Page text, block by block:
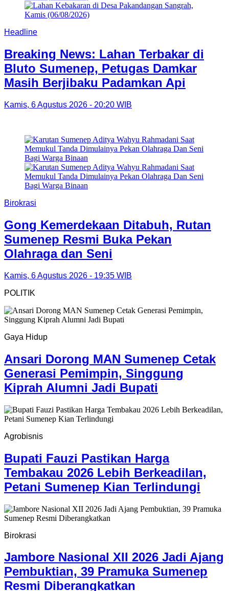
Headline
Breaking News: Lahan Terbakar di
Bluto Sumenep, Petugas Damkar
Masih Berjibaku Padamkan Api
Kamis, 6 Agustus 2026 - 20:20 WIB
Birokrasi
Gong Kemerdekaan Ditabuh, Rutan
Sumenep Resmi Buka Pekan
Olahraga dan Seni
Kamis, 6 Agustus 2026 - 19:35 WIB
POLITIK
Gaya Hidup
Ansari Dorong MAN Sumenep Cetak
Generasi Pemimpin, Singgung
Kiprah Alumni Jadi Bupati
Agrobisnis
Bupati Fauzi Pastikan Harga
Tembakau 2026 Lebih Berkeadilan,
Petani Sumenep Kian Terlindungi
Birokrasi
Jambore Nasional XII 2026 Jadi Ajang
Pembuktian, 39 Pramuka Sumenep
Resmi Diberangkatkan